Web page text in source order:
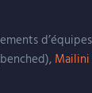
Mailini